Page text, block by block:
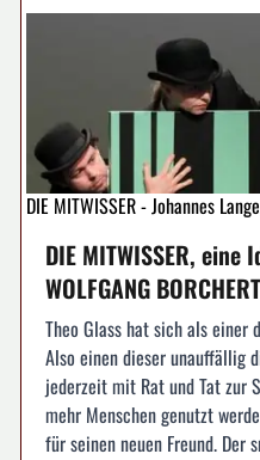
DIE MITWISSER - Johannes
DIE MITWISSER,
WOLFGANG
Theo Glass hat sich als einer
Also einen dieser unauffällig
jederzeit mit Rat und Tat zur
mehr Menschen genutzt
für seinen neuen Freund.